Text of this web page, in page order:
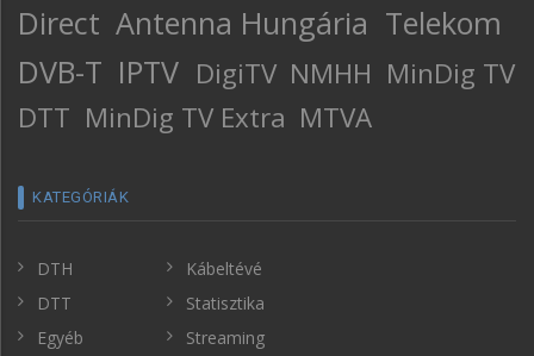
Direct Antenna Hungária Telekom
DVB-T IPTV DigiTV NMHH MinDig TV
DTT MinDig TV Extra MTVA
KATEGÓRIÁK
DTH
DTT
Egyéb
Kábeltévé
Statisztika
Streaming